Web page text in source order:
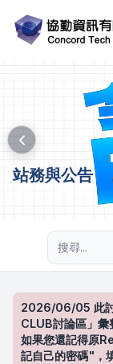
站務與公告
2026/06/05 此討
CLUB討論區」彙
如果您還記得原
記自己的密碼"，